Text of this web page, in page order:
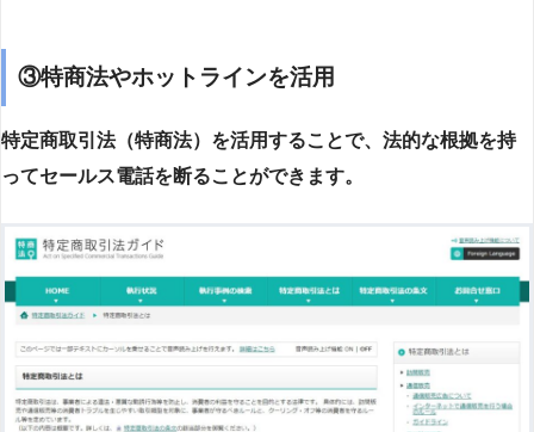
③特商法やホットラインを活用
特定商取引法（特商法）を活用することで、法的な根拠を持
ってセールス電話を断ることができます。